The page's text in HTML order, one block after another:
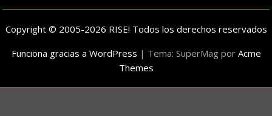
Copyright © 2005-2026 RISE! Todos los derechos reservados
Funciona gracias a WordPress | Tema: SuperMag por Acme
Themes